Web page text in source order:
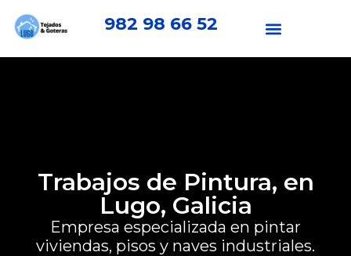
982 98 66 52
Trabajos de Pintura, en
Lugo, Galicia
Empresa especializada en pintar
viviendas, pisos y naves industriales.